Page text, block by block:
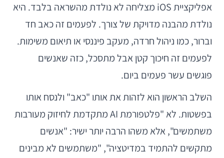
אפליקציית iOS מצליחה לא נולדת מהשראה בלבד. היא
נולדת מהבנה מדויקת של צורך. לפעמים זה כאב חד
וברור, כמו ניהול חרדה, מעקב פיננסי או תיאום משימות.
לפעמים זה חיכוך קטן אבל מתסכל, כזה שאנשים
פוגשים עשר פעמים ביום.
השלב הראשון הוא לזהות את אותו "כאב" ולנסח אותו
בפשטות. לא "פלטפורמת AI מתקדמת לחיזוק מעורבות
משתמשים", אלא משהו הרבה יותר ישיר: "אנשים
מתקשים להתמיד במדיטציה", "משתמשים לא מבינים